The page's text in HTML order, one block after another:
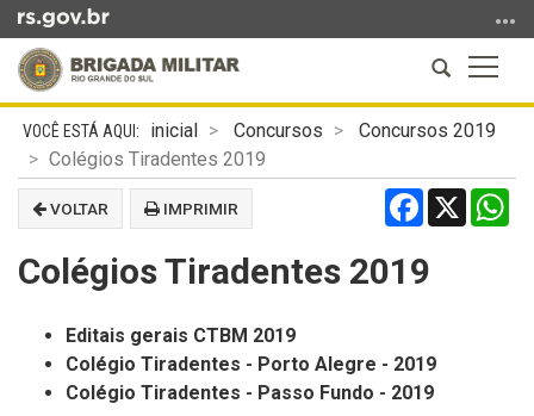
para
conteúdo
para
menu
para
busca
a
Abrir
a
busca
Início
conteúdo
inicial Concursos
Concursos 2019
Colégios Tiradentes 2019
VOLTAR IMPRIMIR Facebook
X
Colégios Tiradentes 2019
Editais gerais CTBM 2019
Colégio Tiradentes - Porto Alegre - 2019
Colégio Tiradentes - Passo Fundo - 2019